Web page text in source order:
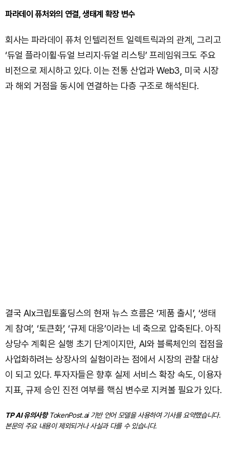
파라데이 퓨처와의 연결, 생태계 확장 변수
회사는 파라데이 퓨처 인텔리전트 일렉트릭과의 관계, 그리고
‘듀얼 플라이휠·듀얼 브리지·듀얼 리스팅’ 프레임워크도 주요
비전으로 제시하고 있다. 이는 전통 산업과 Web3, 미국 시장
과 해외 거점을 동시에 연결하는 다층 구조로 해석된다.
결국 AIx크립토홀딩스의 현재 뉴스 흐름은 ‘제품 출시’, ‘생태
계 참여’, ‘토큰화’, ‘규제 대응’이라는 네 축으로 압축된다. 아직
상당수 계획은 실행 초기 단계이지만, AI와 블록체인의 접점을
사업화하려는 상장사의 실험이라는 점에서 시장의 관찰 대상
이 되고 있다. 투자자들은 향후 실제 서비스 확장 속도, 이용자
지표, 규제 승인 진전 여부를 핵심 변수로 지켜볼 필요가 있다.
TP AI 유의사항TokenPost.ai 기반 언어 모델을 사용하여 기사를 요약했습니다.
본문의 주요 내용이 제외되거나 사실과 다를 수 있습니다.